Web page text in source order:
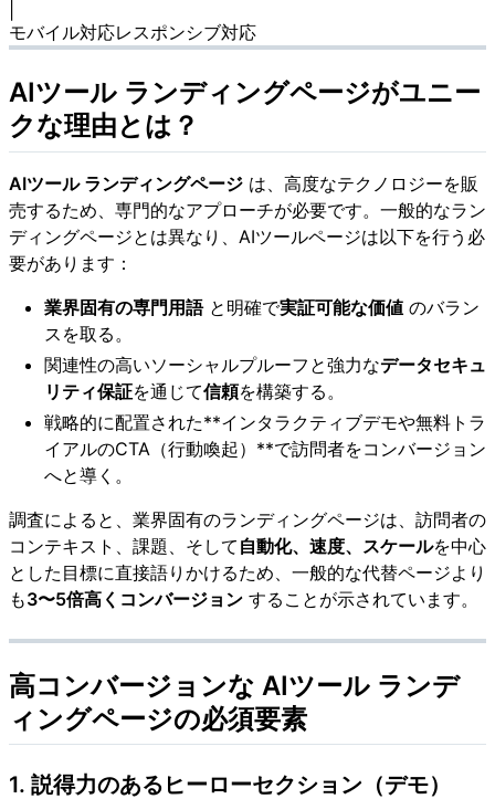
モバイル対応レスポンシブ対応
AIツール ランディングページがユニー
クな理由とは？
AIツール ランディングページ は、高度なテクノロジーを販
売するため、専門的なアプローチが必要です。一般的なラン
ディングページとは異なり、AIツールページは以下を行う必
要があります：
業界固有の専門用語と明確で実証可能な価値 のバラン
スを取る。
関連性の高いソーシャルプルーフと強力なデータセキュ
リティ保証を通じて信頼を構築する。
戦略的に配置された**インタラクティブデモや無料トラ
イアルのCTA（行動喚起）**で訪問者をコンバージョン
へと導く。
調査によると、業界固有のランディングページは、訪問者の
コンテキスト、課題、そして 自動化、速度、スケールを中心
とした目標に直接語りかけるため、一般的な代替ページより
も3〜5倍高くコンバージョン することが示されています。
高コンバージョンな AIツール ランデ
ィングページの必須要素
1. 説得力のあるヒーローセクション（デモ）